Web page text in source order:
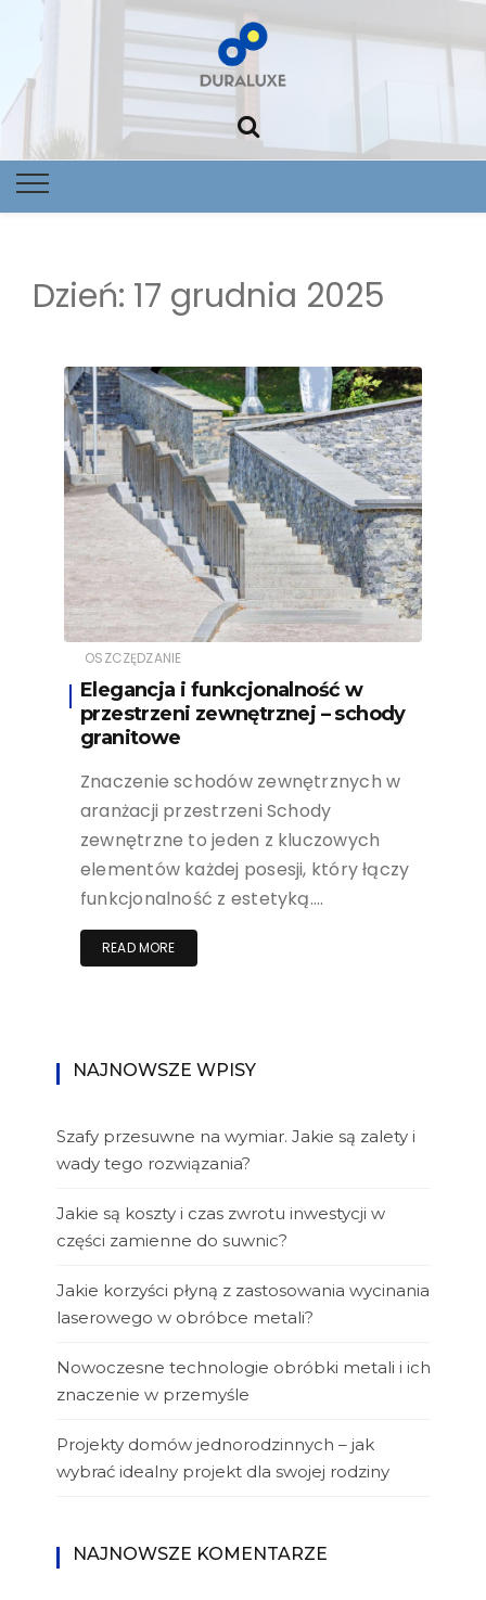
Dzień: 17 grudnia 2025
OSZCZĘDZANIE
Elegancja i funkcjonalność w
przestrzeni zewnętrznej – schody
granitowe
Znaczenie schodów zewnętrznych w
aranżacji przestrzeni Schody
zewnętrzne to jeden z kluczowych
elementów każdej posesji, który łączy
funkcjonalność z estetyką….
READ MORE
NAJNOWSZE WPISY
Szafy przesuwne na wymiar. Jakie są zalety i
wady tego rozwiązania?
Jakie są koszty i czas zwrotu inwestycji w
części zamienne do suwnic?
Jakie korzyści płyną z zastosowania wycinania
laserowego w obróbce metali?
Nowoczesne technologie obróbki metali i ich
znaczenie w przemyśle
Projekty domów jednorodzinnych – jak
wybrać idealny projekt dla swojej rodziny
NAJNOWSZE KOMENTARZE